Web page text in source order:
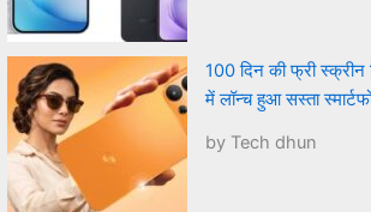
100 दिन की फ्री
में लॉन्च हुआ सस्ता
by Tech dhun